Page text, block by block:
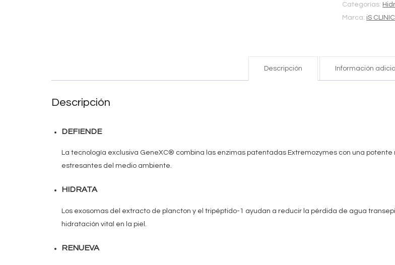
Categorías:
Marca: iS
Descripción Información
Descripción
DEFIENDE
La tecnología exclusiva GeneXC® combina las enzimas patentadas Extremozymes con una
estresantes del medio ambiente.
HIDRATA
Los exosomas del extracto de plancton y el tripéptido-1 ayudan a reducir la pérdida de agua
hidratación vital en la piel.
RENUEVA